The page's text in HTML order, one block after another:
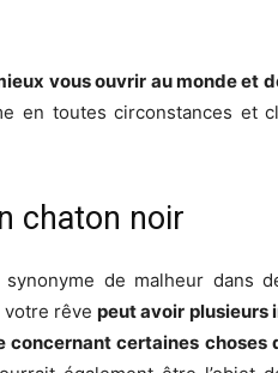
vous ouvrir au monde et
en toutes circonstances et
chaton noir
de malheur dans
votre rêvepeut avoir plusieurs
concernant certaines choses